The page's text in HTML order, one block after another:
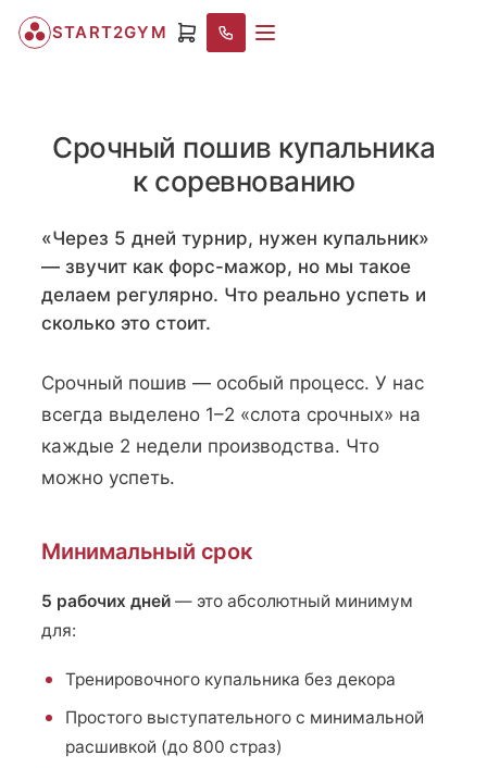
START2GYM
Срочный пошив купальника
к соревнованию
«Через 5 дней турнир, нужен купальник»
— звучит как форс-мажор, но мы такое
делаем регулярно. Что реально успеть и
сколько это стоит.
Срочный пошив — особый процесс. У нас
всегда выделено 1–2 «слота срочных» на
каждые 2 недели производства. Что
можно успеть.
Минимальный срок
5 рабочих дней — это абсолютный минимум
для:
Тренировочного купальника без декора
Простого выступательного с минимальной
расшивкой (до 800 страз)